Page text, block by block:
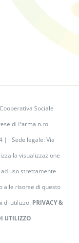
Sociale
di Parma n.ro
| Sede legale: Via
la visualizzazione
uso strettamente
alle risorse di questo
di utilizzo. PRIVACY &
UTILIZZO.